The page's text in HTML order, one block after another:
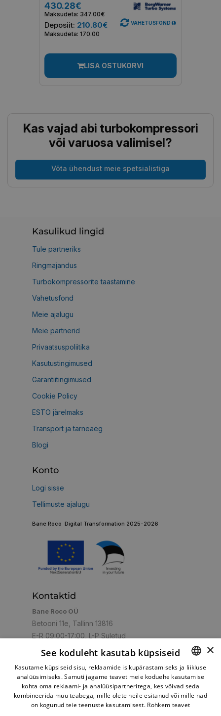
430.28€
Maksudeta: 347.00€
Deposiit: 210.80€
Maksudeta: 170.00
VAHETUSFOND
LISA OSTUKORVI
Kas vajad abi turbokompressori
või varuosa valimisel?
Võta ühendust meie spetsialistiga
Kasulikud lingid
Tule partneriks
Ringmajandus
Turbokompressorite taastamine
Vahetusfond
Meie ajalugu
Meie partnerid
Privaatsuspoliitika
Kasutustingimused
Garantiitingimused
Cookie Policy
ESTO järelmaks
Transport ja tarneaeg
Blogi
Konto
Logi sisse
Tellimuste ajalugu
Bane Roco Digital Transformation 2025-2026
Kontaktid
Bane Roco OÜ
Betooni 11e, Tallinn 13816
E-R 09:00-17:00, L-P Suletud
Helista: +372 5059263 +372 6007764 , +372
E-post: shop@turbo.ee ESTONIAN
RUSSIAN
×
See koduleht kasutab küpsiseid
Kasutame küpsiseid sisu, reklaamide isikupärastamiseks ja liikluse
analüüsimiseks. Samuti jagame teavet meie koduehe kasutamise
kohta oma reklaami- ja analüüsipartneritega, kes võivad seda
kombineerida muu teabega, mille olete neile esitanud või mille nad
on kogunud teie teenuste kasutamisest. Rohkem teavet